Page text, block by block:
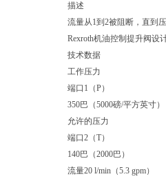
描述
流量从1到2被阻断，直到
Rexroth机油控制提升阀设
技术数据
工作压力
端口1（P）
350巴（5000磅/平方英寸）
允许的压力
端口2（T）
140巴（2000巴）
流量20 l/min（5.3 gpm）